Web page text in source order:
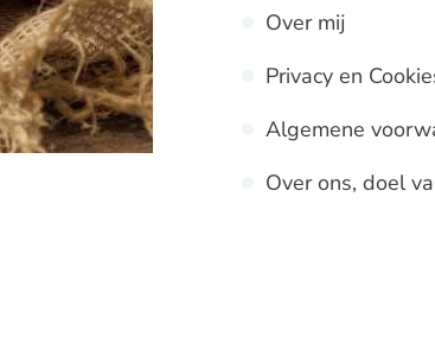
Over mij
Privacy en
Algemene
Over ons, doel